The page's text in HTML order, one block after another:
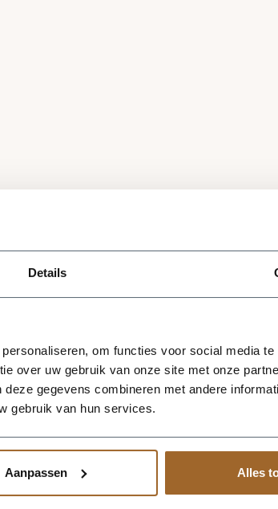
Details
om functies voor social media te
over uw gebruik van onze site met onze
gegevens combineren met andere
gebruik van hun services.
Aanpassen Alles